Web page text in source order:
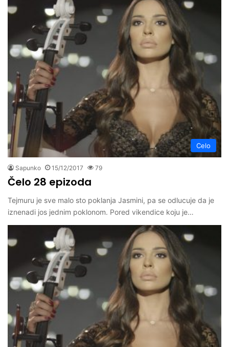
Celo
Sapunko 15/12/2017 79
Čelo 28 epizoda
Tejmuru je sve malo sto poklanja Jasmini, pa se odlucuje da je
iznenadi jos jednim poklonom. Pored vikendice koju je…